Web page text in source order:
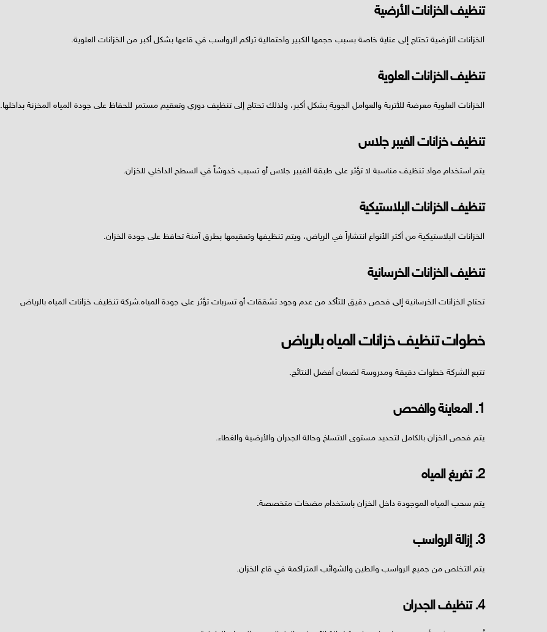
تنظيف الخزانات الأرضية
الخزانات الأرضية تحتاج إلى عناية خاصة بسبب حجمها الكبير واحتمالية تراكم الرواسب في قاعها بشكل أكبر من الخزانات العلوية.
تنظيف الخزانات العلوية
الخزانات العلوية معرضة للأتربة والعوامل الجوية بشكل أكبر، ولذلك تحتاج إلى تنظيف دوري وتعقيم مستمر للحفاظ على جودة المياه المخزنة بداخلها.
تنظيف خزانات الفيبر جلاس
يتم استخدام مواد تنظيف مناسبة لا تؤثر على طبقة الفيبر جلاس أو تسبب خدوشاً في السطح الداخلي للخزان.
تنظيف الخزانات البلاستيكية
الخزانات البلاستيكية من أكثر الأنواع انتشاراً في الرياض، ويتم تنظيفها وتعقيمها بطرق آمنة تحافظ على جودة الخزان.
تنظيف الخزانات الخرسانية
تحتاج الخزانات الخرسانية إلى فحص دقيق للتأكد من عدم وجود تشققات أو تسربات تؤثر على جودة المياه.شركة تنظيف خزانات المياه بالرياض
خطوات تنظيف خزانات المياه بالرياض
تتبع الشركة خطوات دقيقة ومدروسة لضمان أفضل النتائج.
1. المعاينة والفحص
يتم فحص الخزان بالكامل لتحديد مستوى الاتساخ وحالة الجدران والأرضية والغطاء.
2. تفريغ المياه
يتم سحب المياه الموجودة داخل الخزان باستخدام مضخات متخصصة.
3. إزالة الرواسب
يتم التخلص من جميع الرواسب والطين والشوائب المتراكمة في قاع الخزان.
4. تنظيف الجدران